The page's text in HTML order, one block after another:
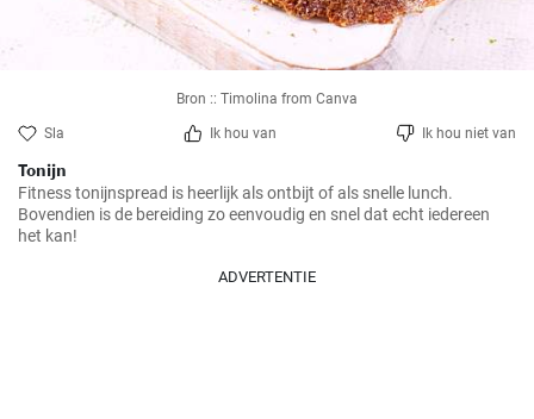
Bron :: Timolina from Canva
Sla Ik hou van Ik hou niet van
Tonijn
Fitness tonijnspread is heerlijk als ontbijt of als snelle lunch.
Bovendien is de bereiding zo eenvoudig en snel dat echt iedereen
het kan!
ADVERTENTIE